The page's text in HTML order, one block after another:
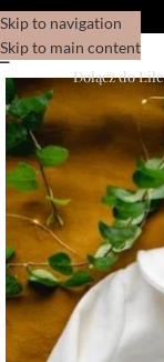
Skip to navigation
Skip to main content
Dołącz do